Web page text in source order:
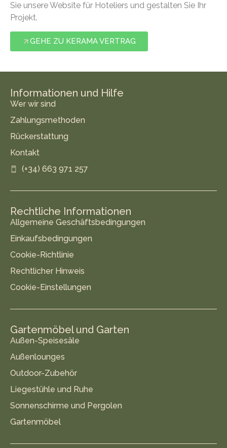
Sie unsere Website für Hoteliers und gestalten Sie Ihr
Projekt.
GEHE ZU KERAMA VERTRAG
Informationen und Hilfe
Wer wir sind
Zahlungsmethoden
Rückerstattung
Kontakt
(+34) 663 971 257
Rechtliche Informationen
Allgemeine Geschäftsbedingungen
Einkaufsbedingungen
Cookie-Richtlinie
Rechtlicher Hinweis
Cookie-Einstellungen
Gartenmöbel und Garten
Außen-Speisesäle
Außenlounges
Outdoor-Zubehör
Liegestühle und Ruhe
Sonnenschirme und Pergolen
Gartenmöbel